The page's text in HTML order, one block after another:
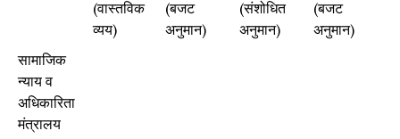
(वास्तविक
व्यय)
(बजट
अनुमान)
(संशोधित
अनुमान)
(बजट
अनुमान)
सामाजिक
न्याय व
अधिकारिता
मंत्रालय